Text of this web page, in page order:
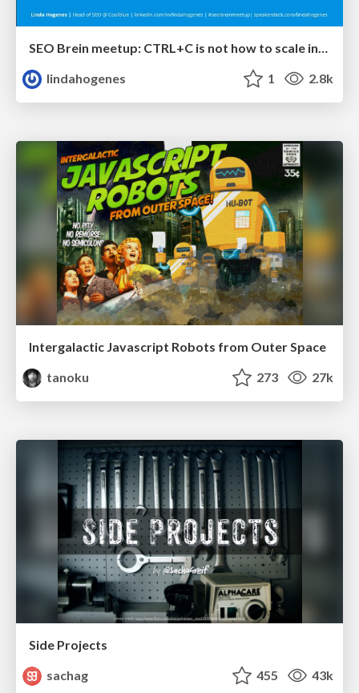
SEO Brein meetup: CTRL+C is not how to scale international SEO
lindahogenes
1 2.8k
Intergalactic Javascript Robots from Outer Space
tanoku
273 27k
Side Projects
sachag
455 43k